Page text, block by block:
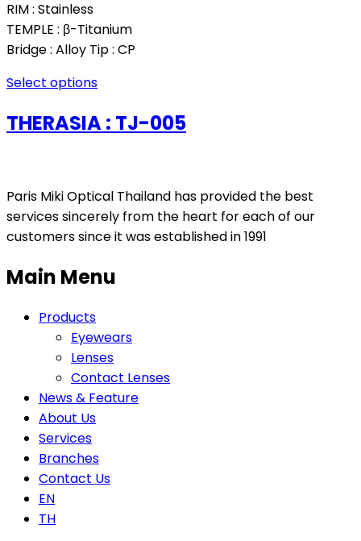
RIM : Stainless
TEMPLE : β-Titanium
Bridge : Alloy Tip : CP
Select options
THERASIA : TJ-005
Paris Miki Optical Thailand has provided the best
services sincerely from the heart for each of our
customers since it was established in 1991
Main Menu
Products
Eyewears
Lenses
Contact Lenses
News & Feature
About Us
Services
Branches
Contact Us
EN
TH